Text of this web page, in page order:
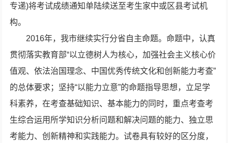
专递)将考试成绩通知单陆续送至考生家中或区县考试机
构。
2016年，我市继续实行分省自主命题。命题中，认真
贯彻落实教育部“以立德树人为核心，加强社会主义核心价
值观、依法治国理念、中国优秀传统文化和创新能力考查”
的总体要求；坚持“以能力立意”的命题指导思想，立足学
科素养，在考查基础知识、基本能力的同时，重点考查考
生综合运用所学知识分析问题和解决问题的能力、独立思
考能力、创新精神和实践能力。试卷具有较好的区分度，